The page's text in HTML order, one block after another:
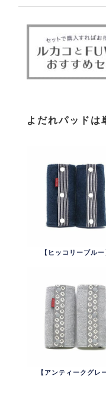
よだれパッドは
【ヒッコリーブルー
【アンティークグレ